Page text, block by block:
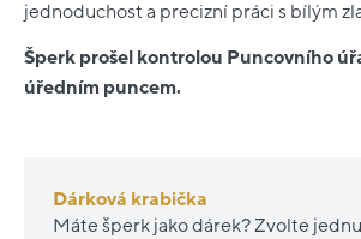
jednoduchost a precizní práci s bílým
Šperk prošel kontrolou Puncovního
úředním puncem.
Dárková krabička
Máte šperk jako dárek? Zvolte